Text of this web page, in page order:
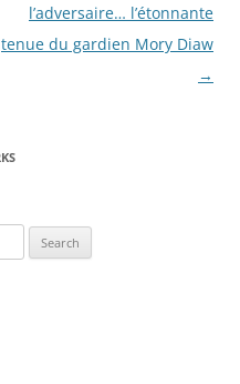
l’adversaire… l’étonnante
tenue du gardien Mory Diaw
→